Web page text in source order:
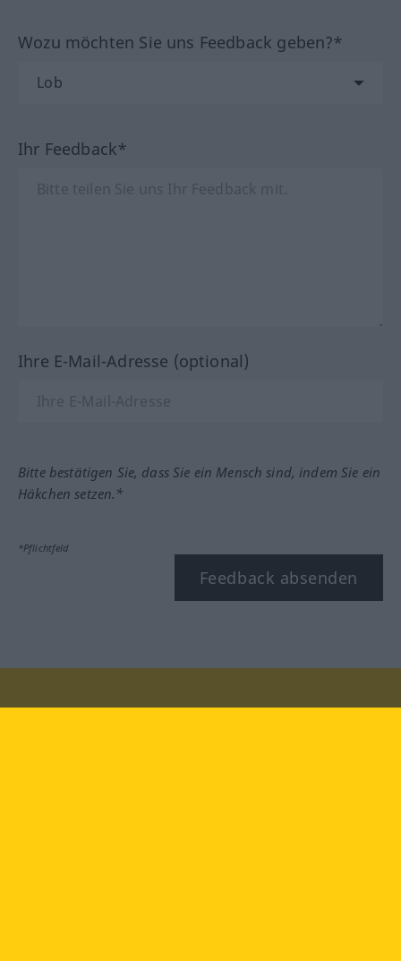
Wozu möchten Sie uns Feedback geben?*
Ihr Feedback*
Ihre E-Mail-Adresse (optional)
Bitte bestätigen Sie, dass Sie ein Mensch sind, indem Sie ein
Häkchen setzen.*
*Pflichtfeld
Feedback absenden